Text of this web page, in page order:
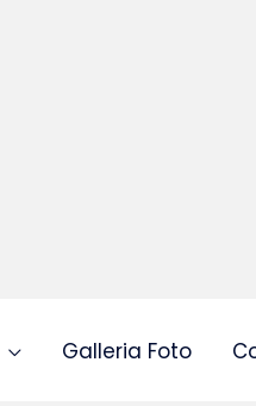
Galleria Foto